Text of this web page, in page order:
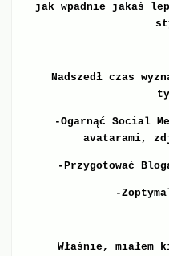
jak wpadnie jakaś
Nadszedł czas
-Ogarnąć Social
avatarami,
-Przygotować
-
Właśnie,